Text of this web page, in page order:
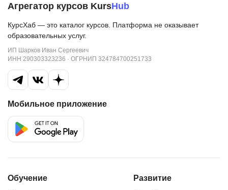
Агрегатор курсов KursHub
КурсХаб — это каталог курсов. Платформа не оказывает
образовательных услуг.
ИП Шарков Иван Сергеевич
ИНН 290303323236 · ОГРНИП 324784700251733
Мобильное приложение
Обучение
Развитие